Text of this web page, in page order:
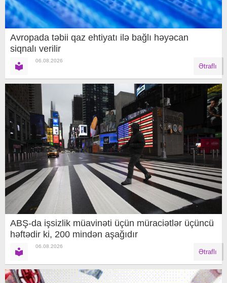
Avropada təbii qaz ehtiyatı ilə bağlı həyəcan
siqnalı verilir
06.08.2026
Ətraflı
ABŞ-da işsizlik müavinəti üçün müraciətlər üçüncü
həftədir ki, 200 mindən aşağıdır
06.08.2026
Ətraflı